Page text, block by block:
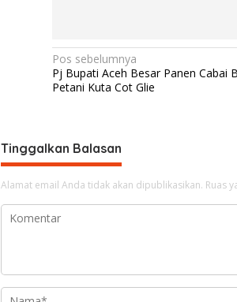
N
a
g
a
s
i
s
Pos sebelumnya
Pj Bupati Aceh Besar Panen Cabai
Petani Kuta Cot Glie
Tinggalkan Balasan
Alamat email Anda tidak akan dipublikasikan. Ruas